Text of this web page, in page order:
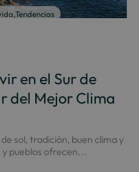
,Tendencias
en el Sur de
del Mejor Clima
sol, tradición, buen clima y
y pueblos ofrecen...